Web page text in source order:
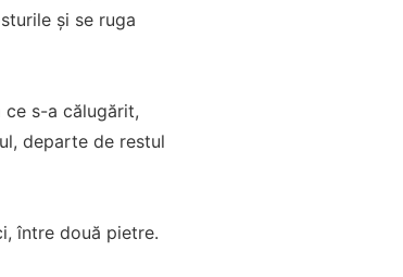
și se ruga
ce s-a călugărit,
departe de restul
între două pietre.